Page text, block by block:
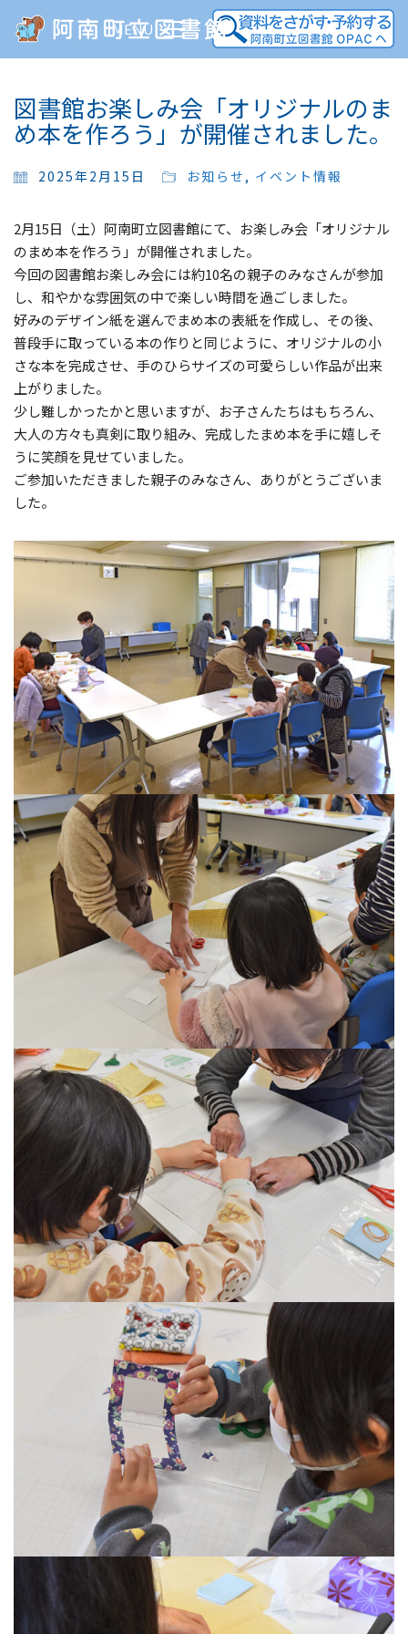
MENU
図書館お楽しみ会「オリジナルのま
め本を作ろう」が開催されました。
2025年2月15日 お知らせ , イベント情報
2月15日（土）阿南町立図書館にて、お楽しみ会「オリジナル
のまめ本を作ろう」が開催されました。
今回の図書館お楽しみ会には約10名の親子のみなさんが参加
し、和やかな雰囲気の中で楽しい時間を過ごしました。
好みのデザイン紙を選んでまめ本の表紙を作成し、その後、
普段手に取っている本の作りと同じように、オリジナルの小
さな本を完成させ、手のひらサイズの可愛らしい作品が出来
上がりました。
少し難しかったかと思いますが、お子さんたちはもちろん、
大人の方々も真剣に取り組み、完成したまめ本を手に嬉しそ
うに笑顔を見せていました。
ご参加いただきました親子のみなさん、ありがとうございま
した。